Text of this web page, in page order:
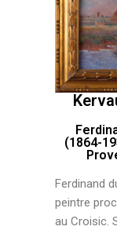
(1864-
Ferdinand
peintre
au Croisic.